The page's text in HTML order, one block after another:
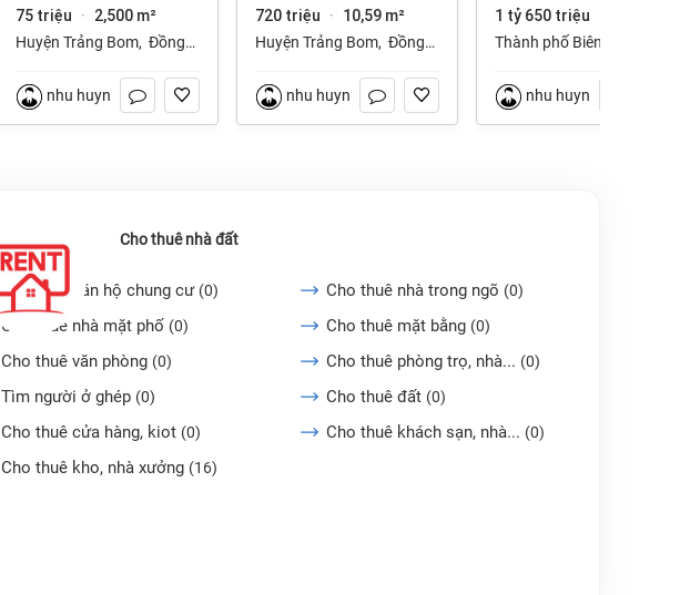
Nai 3, Trảng Bom, Đồng
Nai giá 75 Triệu
75 triệu · 2,500 m²
Huyện Trảng Bom, Đồng
nhu huynh
Trảng Bom, Trảng Bom,
Đồng Nai giá 720 Triệu
720 triệu · 10,59 m²
Huyện Trảng Bom, Đồng
nhu huynh
Long Hưng Đồng Nai
1 tỷ 650 triệu
Thành phố Biên Hòa
nhu huynh
Cho thuê nhà đất
Cho thuê căn hộ chung cư (0) Cho thuê nhà trong ngõ (0)
Cho thuê nhà mặt phố (0) Cho thuê mặt bằng (0)
Cho thuê văn phòng (0) Cho thuê phòng trọ, nhà... (0)
Tìm người ở ghép (0) Cho thuê đất (0)
Cho thuê cửa hàng, kiot (0) Cho thuê khách sạn, nhà... (0)
Cho thuê kho, nhà xưởng (16)